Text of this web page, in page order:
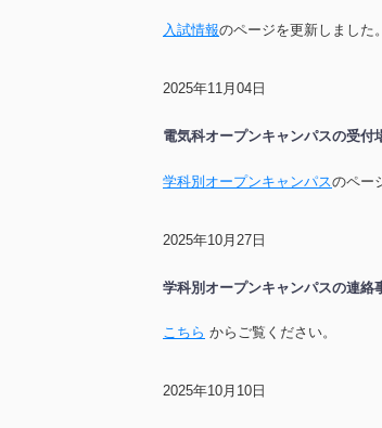
入試情報のページを更新しました。
2025年11月04日
電気科オープンキャンパスの受付
学科別オープンキャンパスのペー
2025年10月27日
学科別オープンキャンパスの連絡
こちら からご覧ください。
2025年10月10日